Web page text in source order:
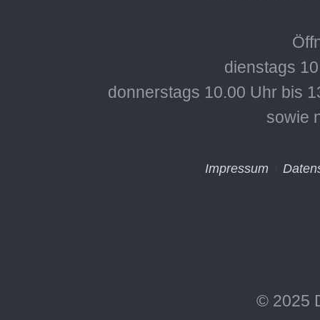
dienstags
donnerstags 10.00 Uhr bis
sowie
Impressum
© 2025